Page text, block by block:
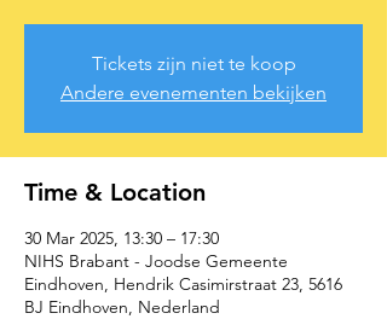
Tickets zijn niet te koop
Andere evenementen bekijken
Time & Location
30 Mar 2025, 13:30 – 17:30
NIHS Brabant - Joodse Gemeente
Eindhoven, Hendrik Casimirstraat 23, 5616
BJ Eindhoven, Nederland